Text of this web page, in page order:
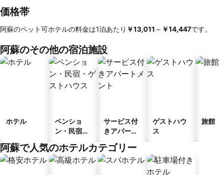
価格帯
阿蘇のペット可ホテルの料金は1泊あたり ‎￥13,011 ～ ‎￥14,447です。
阿蘇のその他の宿泊施設
ホテル
ペンショ
ン・民宿・
ス
サービス付
きアパート
ゲストハウ
ス
旅館
阿蘇で人気のホテルカテゴリー